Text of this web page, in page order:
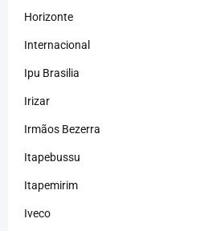
Horizonte
Internacional
Ipu Brasilia
Irizar
Irmãos Bezerra
Itapebussu
Itapemirim
Iveco